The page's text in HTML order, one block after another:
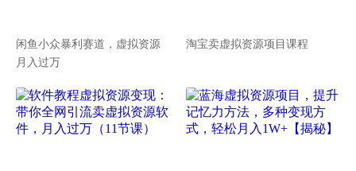
闲鱼小众暴利赛道，虚拟资源
月入过万
淘宝卖虚拟资源项目课程